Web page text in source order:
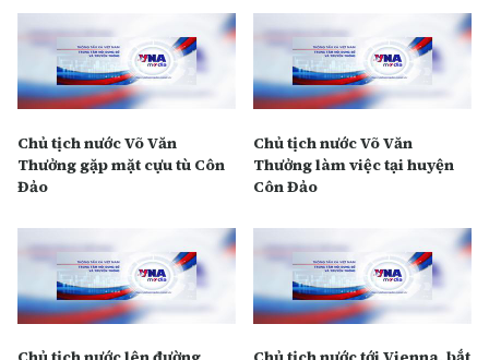
Chủ tịch nước Võ Văn
Thưởng gặp mặt cựu tù Côn
Đảo
Chủ tịch nước Võ Văn
Thưởng làm việc tại huyện
Côn Đảo